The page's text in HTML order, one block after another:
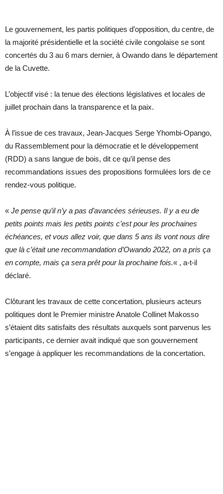
Le gouvernement, les partis politiques d’opposition, du centre, de
la majorité présidentielle et la société civile congolaise se sont
concertés du 3 au 6 mars dernier, à Owando dans le département
de la Cuvette.
L’objectif visé : la tenue des élections législatives et locales de
juillet prochain dans la transparence et la paix.
À l’issue de ces travaux, Jean-Jacques Serge Yhombi-Opango,
du Rassemblement pour la démocratie et le développement
(RDD) a sans langue de bois, dit ce qu’il pense des
recommandations issues des propositions formulées lors de ce
rendez-vous politique.
« Je pense qu’il n’y a pas d’avancées sérieuses. Il y a eu de
petits points mais les petits points c’est pour les prochaines
échéances, et vous allez voir, que dans 5 ans ils vont nous dire
que là c’était une recommandation d’Owando 2022, on a pris ça
en compte, mais ça sera prêt pour la prochaine fois.« , a-t-il
déclaré.
Clôturant les travaux de cette concertation, plusieurs acteurs
politiques dont le Premier ministre Anatole Collinet Makosso
s’étaient dits satisfaits des résultats auxquels sont parvenus les
participants, ce dernier avait indiqué que son gouvernement
s’engage à appliquer les recommandations de la concertation.